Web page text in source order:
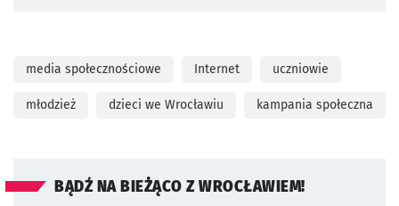
media społecznościowe Internet uczniowie
młodzież dzieci we Wrocławiu kampania społeczna
BĄDŹ NA BIEŻĄCO Z WROCŁAWIEM!